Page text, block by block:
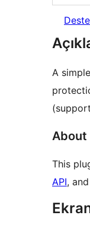
A
About
This
API,